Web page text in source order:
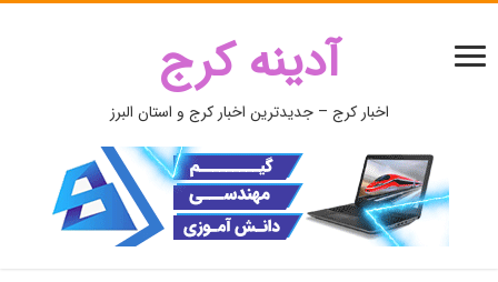
آدینه کرج
اخبار کرج – جدیدترین اخبار کرج و استان البرز